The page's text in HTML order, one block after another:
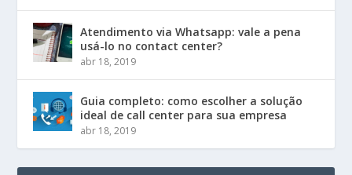
Atendimento via Whatsapp: vale a pena
usá-lo no contact center?
abr 18, 2019
Guia completo: como escolher a solução
ideal de call center para sua empresa
abr 18, 2019